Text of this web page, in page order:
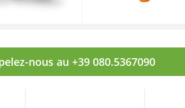
nous au +39 080.5367090